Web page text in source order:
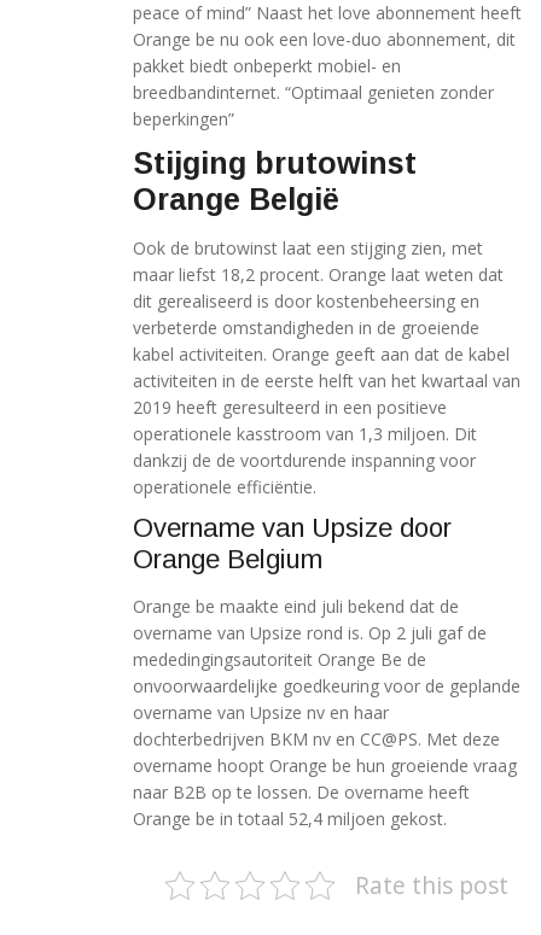
peace of mind” Naast het love abonnement heeft
Orange be nu ook een love-duo abonnement, dit
pakket biedt onbeperkt mobiel- en
breedbandinternet. “Optimaal genieten zonder
beperkingen”
Stijging brutowinst
Orange België
Ook de brutowinst laat een stijging zien, met
maar liefst 18,2 procent. Orange laat weten dat
dit gerealiseerd is door kostenbeheersing en
verbeterde omstandigheden in de groeiende
kabel activiteiten. Orange geeft aan dat de kabel
activiteiten in de eerste helft van het kwartaal van
2019 heeft geresulteerd in een positieve
operationele kasstroom van 1,3 miljoen. Dit
dankzij de de voortdurende inspanning voor
operationele efficiëntie.
Overname van Upsize door
Orange Belgium
Orange be maakte eind juli bekend dat de
overname van Upsize rond is. Op 2 juli gaf de
mededingingsautoriteit Orange Be de
onvoorwaardelijke goedkeuring voor de geplande
overname van Upsize nv en haar
dochterbedrijven BKM nv en CC@PS. Met deze
overname hoopt Orange be hun groeiende vraag
naar B2B op te lossen. De overname heeft
Orange be in totaal 52,4 miljoen gekost.
Rate this post